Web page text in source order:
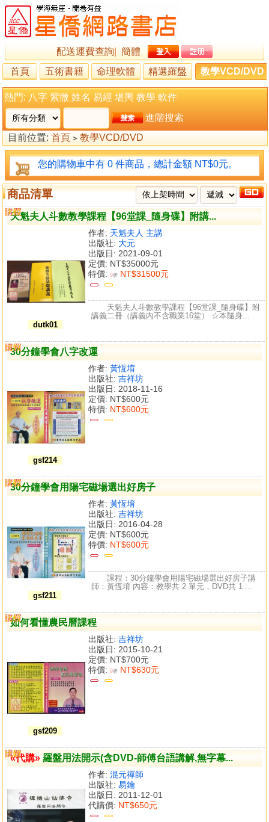
配送運費查詢
簡體
首頁
五術書籍 命理軟體 精選羅盤 教學VCD/DVD
熱門: 八字 紫微 姓名 易經 堪輿 教學 軟件
進階搜索
目前位置: 首頁 > 教學VCD/DVD
您的購物車中有 0 件商品，總計金額 NT$0元。
商品清單
天魁夫人斗數教學課程【96堂課_隨身碟】附講...
dutk01
作者: 天魁夫人 主講
出版社: 大元
出版日: 2021-09-01
定價: NT$35000元
特價: 9折 NT$31500元
購買
比較
天魁夫人斗數教學課程【96堂課_隨身碟】附
講義二冊（講義內不含職業16堂） ☆本隨身...
30分鐘學會八字改運
gsf214
作者: 黃恆堉
出版社: 吉祥坊
出版日: 2018-11-16
定價: NT$600元
特價: NT$600元
購買
比較
30分鐘學會用陽宅磁場選出好房子
gsf211
作者: 黃恆堉
出版社: 吉祥坊
出版日: 2016-04-28
定價: NT$600元
特價: NT$600元
購買
比較
課程：30分鐘學會用陽宅磁場選出好房子講
師：黃恆堉 內容：教學共 2 單元，DVD共 1 ...
如何看懂農民曆課程
gsf209
出版社: 吉祥坊
出版日: 2015-10-21
定價: NT$700元
特價: 9折 NT$630元
購買
比較
«代購» 羅盤用法開示(含DVD-師傅台語講解,無字幕...
作者: 混元禪師
出版社: 易鑰
出版日: 2011-12-01
代購價: NT$650元
購買
比較